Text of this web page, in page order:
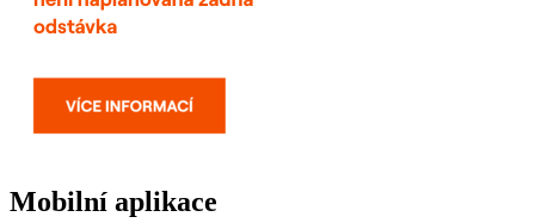
Mobilní aplikace